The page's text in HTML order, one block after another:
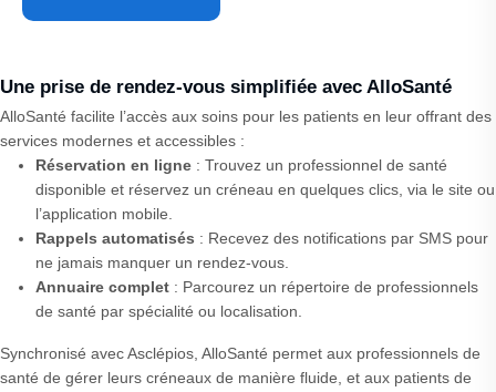
Une prise de rendez-vous simplifiée avec AlloSanté
AlloSanté facilite l’accès aux soins pour les patients en leur offrant des
services modernes et accessibles :
Réservation en ligne : Trouvez un professionnel de santé
disponible et réservez un créneau en quelques clics, via le site ou
l’application mobile.
Rappels automatisés : Recevez des notifications par SMS pour
ne jamais manquer un rendez-vous.
Annuaire complet : Parcourez un répertoire de professionnels
de santé par spécialité ou localisation.
Synchronisé avec Asclépios, AlloSanté permet aux professionnels de
santé de gérer leurs créneaux de manière fluide, et aux patients de